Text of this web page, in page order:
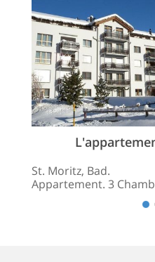
St. Moritz, Bad.
Appartement. 3